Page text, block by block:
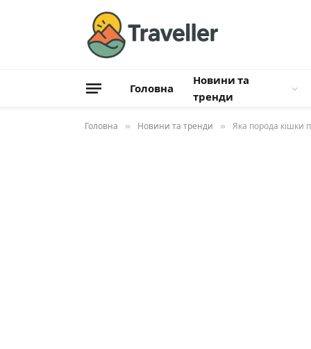
Головна
Новини та
тренди
Головна » Новини та тренди » Яка порода кішки